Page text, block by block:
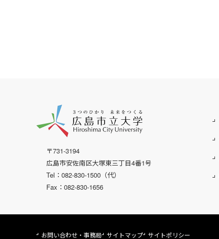
〒731-3194
広島市安佐南区大塚東三丁目4番1号
Tel：082-830-1500（代）
Fax：082-830-1656
お問い合わせ・事務局 サイトマップ サイトポリシー